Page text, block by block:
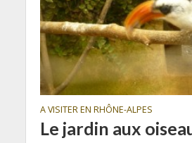
A VISITER EN RHÔNE-ALPES
Le jardin aux